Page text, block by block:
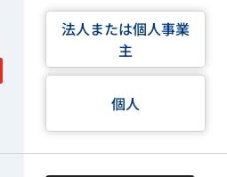
法人または個人事業
主
個人